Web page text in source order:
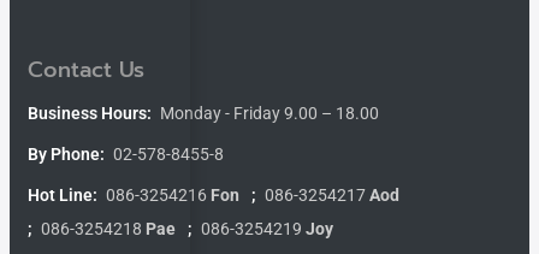
Contact Us
Business Hours: Monday - Friday 9.00 – 18.00
By Phone: 02-578-8455-8
Hot Line: 086-3254216 Fon ; 086-3254217Aod
; 086-3254218 Pae ; 086-3254219 Joy